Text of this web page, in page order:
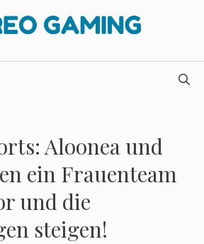
Aloonea und
ein Frauenteam
und die
steigen!